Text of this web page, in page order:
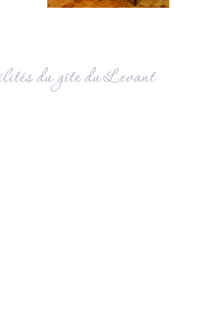
du gîte du Levant